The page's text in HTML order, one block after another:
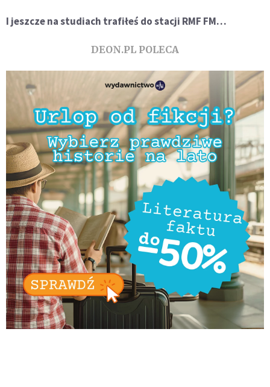
I jeszcze na studiach trafiłeś do stacji RMF FM…
DEON.PL POLECA